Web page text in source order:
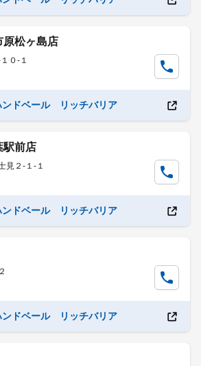
原松ヶ島店
０-１
ドベール リッチバリア
駅前店
見２-１-１
ドベール リッチバリア
ドベール リッチバリア